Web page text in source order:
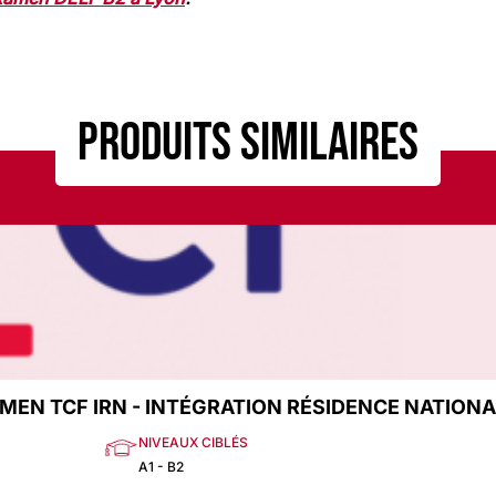
Produits similaires
TCF IRN - INTÉGRATION RÉSIDENCE
NIVEAUX CIBLÉS
A1 - B2